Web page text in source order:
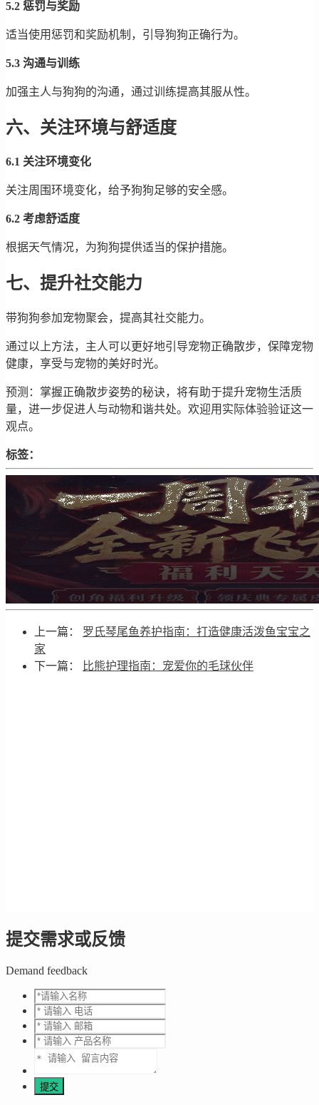
5.2 惩罚与奖励
适当使用惩罚和奖励机制，引导狗狗正确行为。
5.3 沟通与训练
加强主人与狗狗的沟通，通过训练提高其服从性。
六、关注环境与舒适度
6.1 关注环境变化
关注周围环境变化，给予狗狗足够的安全感。
6.2 考虑舒适度
根据天气情况，为狗狗提供适当的保护措施。
七、提升社交能力
带狗狗参加宠物聚会，提高其社交能力。
通过以上方法，主人可以更好地引导宠物正确散步，保障宠物
健康，享受与宠物的美好时光。
预测：掌握正确散步姿势的秘诀，将有助于提升宠物生活质
量，进一步促进人与动物和谐共处。欢迎用实际体验验证这一
观点。
标签：
上一篇： 罗氏琴尾鱼养护指南：打造健康活泼鱼宝宝之
家
下一篇：
比熊护理指南：宠爱你的毛球伙伴
提交需求或反馈
Demand feedback